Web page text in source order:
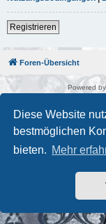
Diese Website
bestmöglichen
bieten. Mehr
Registrieren
Foren-Übersicht
Powered by